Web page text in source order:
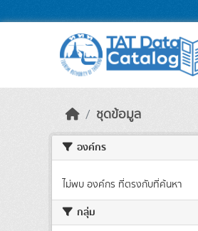
ชุดข้อมูล
องค์กร
ไม่พบ องค์กร ที่ตรงกับที่ค้นหา
กลุ่ม